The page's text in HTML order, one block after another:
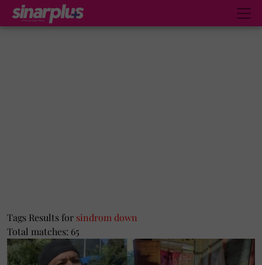
Tags Results for sindrom down
Total matches: 65